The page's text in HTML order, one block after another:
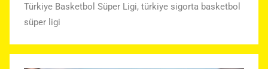
Türkiye Basketbol Süper Ligi, türkiye sigorta basketbol
süper ligi